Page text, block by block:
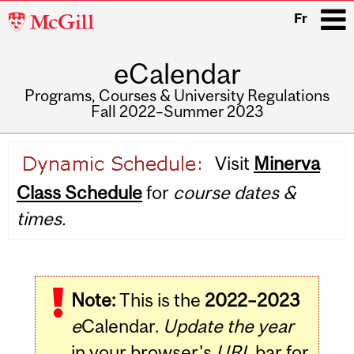
McGill
Fr
eCalendar
Programs, Courses & University Regulations
Fall 2022–Summer 2023
navigation
Visit Minerva
Class Schedulefor course dates &
times.
Note:This is the 2022–2023
eCalendar. Update the year